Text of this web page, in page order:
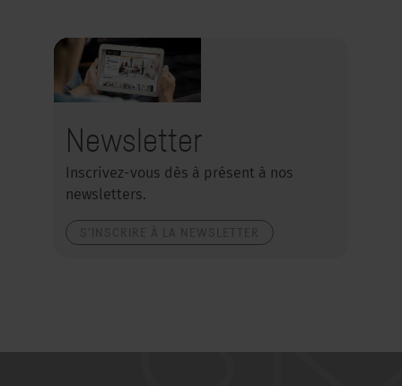
Newsletter
Inscrivez-vous dès à présent à nos
newsletters.